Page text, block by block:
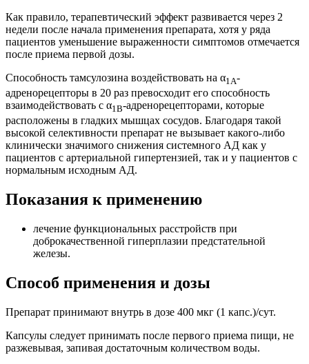
Как правило, терапевтический эффект развивается через 2
недели после начала применения препарата, хотя у ряда
пациентов уменьшение выраженности симптомов отмечается
после приема первой дозы.
Способность тамсулозина воздействовать на α1А-
адренорецепторы в 20 раз превосходит его способность
взаимодействовать с α1В-адренорецепторами, которые
расположены в гладких мышцах сосудов. Благодаря такой
высокой селективности препарат не вызывает какого-либо
клинически значимого снижения системного АД как у
пациентов с артериальной гипертензией, так и у пациентов с
нормальным исходным АД.
Показания к применению
лечение функциональных расстройств при
доброкачественной гиперплазии предстательной
железы.
Способ применения и дозы
Препарат принимают внутрь в дозе 400 мкг (1 капс.)/сут.
Капсулы следует принимать после первого приема пищи, не
разжевывая, запивая достаточным количеством воды.